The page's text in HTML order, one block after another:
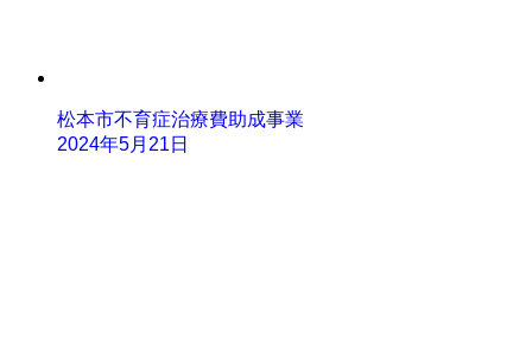
松本市不育症治療費助成事業
2024年5月21日